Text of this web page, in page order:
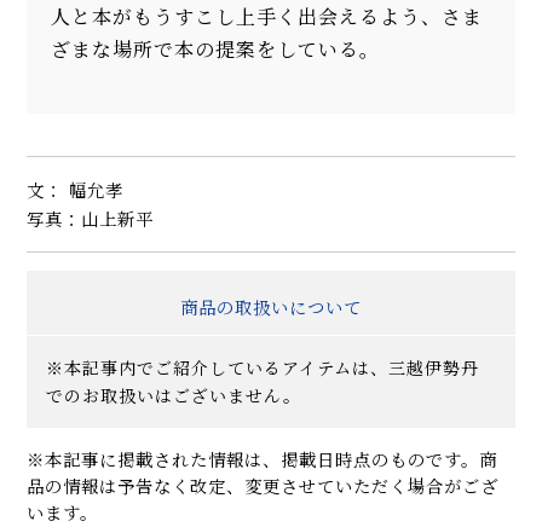
人と本がもうすこし上手く出会えるよう、さま
ざまな場所で本の提案をしている。
文： 幅允孝
写真：山上新平
商品の取扱いについて
※本記事内でご紹介しているアイテムは、三越伊勢丹
でのお取扱いはございません。
※本記事に掲載された情報は、掲載日時点のものです。商
品の情報は予告なく改定、変更させていただく場合がござ
います。